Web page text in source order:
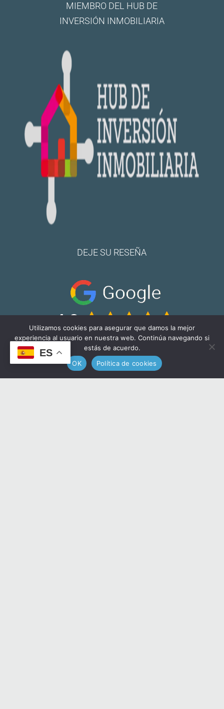
MIEMBRO DEL HUB DE
INVERSIÓN INMOBILIARIA
DEJE SU RESEÑA
ES
Utilizamos cookies para asegurar que damos la mejor
experiencia al usuario en nuestra web. Continúa navegando si
estás de acuerdo.
OK
Política de cookies